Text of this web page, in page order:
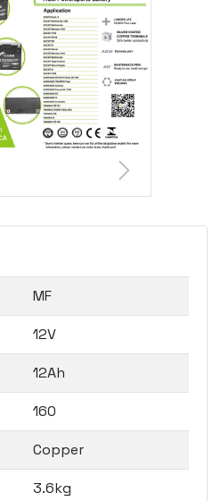
MF
12V
12Ah
160
Copper
3.6kg